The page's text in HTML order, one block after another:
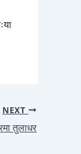
NEXT
तुलाधर